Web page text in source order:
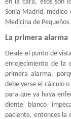
en la cara, esos son
Sonia Madrid, médico
Medicina de
La primera alarma
Desde el punto de
enrojecimiento de la
primera alarma,
debe verse el cálculo
para que ya haya
diente blanco
paciente, entonces la